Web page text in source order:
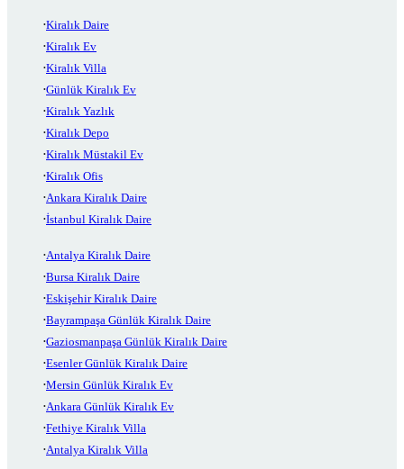
Kiralık Daire
Kiralık Ev
Kiralık Villa
Günlük Kiralık Ev
Kiralık Yazlık
Kiralık Depo
Kiralık Müstakil Ev
Kiralık Ofis
Ankara Kiralık Daire
İstanbul Kiralık Daire
Antalya Kiralık Daire
Bursa Kiralık Daire
Eskişehir Kiralık Daire
Bayrampaşa Günlük Kiralık Daire
Gaziosmanpaşa Günlük Kiralık Daire
Esenler Günlük Kiralık Daire
Mersin Günlük Kiralık Ev
Ankara Günlük Kiralık Ev
Fethiye Kiralık Villa
Antalya Kiralık Villa